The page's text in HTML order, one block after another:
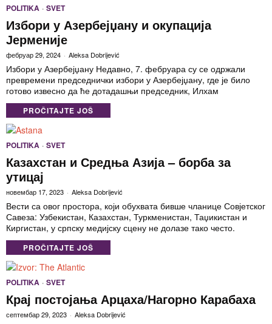
POLITIKA · SVET
Избори у Азербејџану и окупација
Јерменије
фебруар 29, 2024 Aleksa Dobrijević
Избори у Азербејџану Недавно, 7. фебруара су се одржали
превремени председнички избори у Азербејџану, где је било
готово извесно да ће дотадашњи председник, Илхам
PROČITAJTE JOŠ
POLITIKA · SVET
Казахстан и Средња Азија – борба за
утицај
новембар 17, 2023 Aleksa Dobrijević
Вести са овог простора, који обухвата бивше чланице Совјетског
Савеза: Узбекистан, Казахстан, Туркменистан, Таџикистан и
Киргистан, у српску медијску сцену не долазе тако често.
PROČITAJTE JOŠ
POLITIKA · SVET
Крај постојања Арцаха/Нагорно Карабаха
септембар 29, 2023 Aleksa Dobrijević